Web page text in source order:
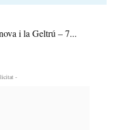
i la Geltrú – 7...
-